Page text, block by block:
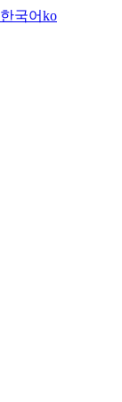
한국어ko